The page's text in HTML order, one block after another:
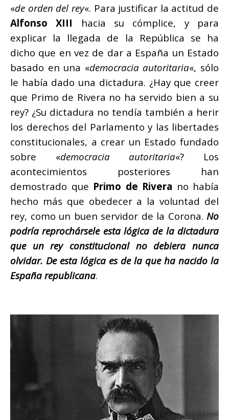
«de orden del rey«. Para justificar la actitud de
Alfonso XIII hacia su cómplice, y para
explicar la llegada de la República se ha
dicho que en vez de dar a España un Estado
basado en una «democracia autoritaria«, sólo
le había dado una dictadura. ¿Hay que creer
que Primo de Rivera no ha servido bien a su
rey? ¿Su dictadura no tendía también a herir
los derechos del Parlamento y las libertades
constitucionales, a crear un Estado fundado
sobre «democracia autoritaria«? Los
acontecimientos posteriores han
demostrado que Primo de Rivera no había
hecho más que obedecer a la voluntad del
rey, como un buen servidor de la Corona. No
podría reprochársele esta lógica de la dictadura
que un rey constitucional no debiera nunca
olvidar. De esta lógica es de la que ha nacido la
España republicana.